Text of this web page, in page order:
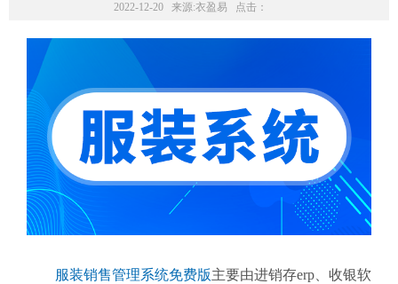
2022-12-20 来源:衣盈易 点击：
服装销售管理系统免费版主要由进销存erp、收银软